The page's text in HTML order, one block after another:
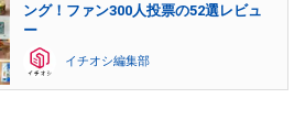
ング！ファン300人投票の52選レビュ
ー
イチオシ編集部